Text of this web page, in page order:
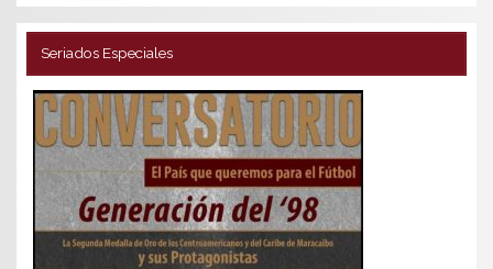
Seriados Especiales